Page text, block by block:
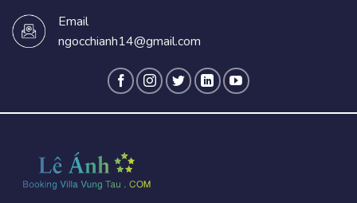
Email
ngocchianh14@gmail.com